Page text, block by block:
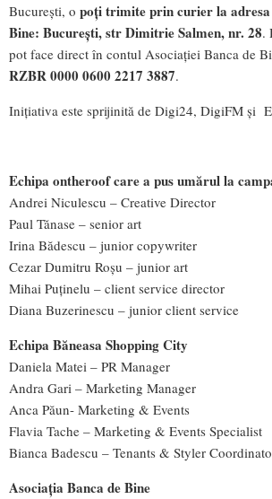
București, o poți trimite prin curier la adresa
Bine: București, str Dimitrie Salmen, nr. 28.
pot face direct în contul Asociației Banca de
RZBR 0000 0600 2217 3887.
Inițiativa este sprijinită de Digi24, DigiFM și
Echipa ontheroof care a pus umărul la
Andrei Niculescu – Creative Director
Paul Tănase – senior art
Irina Bădescu – junior copywriter
Cezar Dumitru Roșu – junior art
Mihai Puținelu – client service director
Diana Buzerinescu – junior client service
Echipa Băneasa Shopping City
Daniela Matei – PR Manager
Andra Gari – Marketing Manager
Anca Păun- Marketing & Events
Flavia Tache – Marketing & Events Specialist
Bianca Badescu – Tenants & Styler
Asociația Banca de Bine